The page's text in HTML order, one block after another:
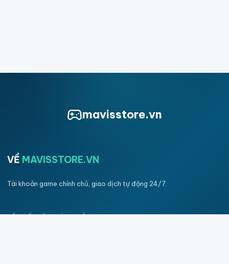
mavisstore.vn
VỀ MAVISSTORE.VN
Tài khoản game chính chủ, giao dịch tự động 24/7.
KẾT NỐI VỚI CHÚNG TÔI